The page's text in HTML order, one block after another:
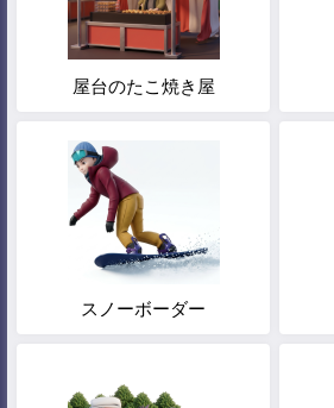
屋台のたこ焼き屋
スノーボーダー